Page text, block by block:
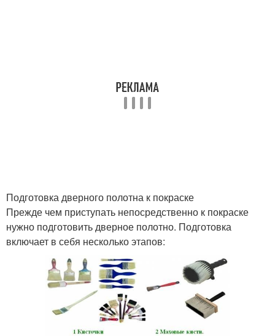
Подготовка дверного полотна к покраске
Прежде чем приступать непосредственно к покраске
нужно подготовить дверное полотно. Подготовка
включает в себя несколько этапов: